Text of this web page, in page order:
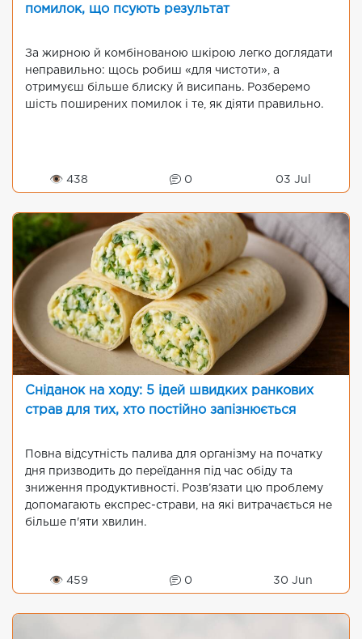
помилок, що псують результат
За жирною й комбінованою шкірою легко доглядати
неправильно: щось робиш «для чистоти», а
отримуєш більше блиску й висипань. Розберемо
шість поширених помилок і те, як діяти правильно.
👁 438 0 03 Jul
Сніданок на ходу: 5 ідей швидких ранкових
страв для тих, хто постійно запізнюється
Повна відсутність палива для організму на початку
дня призводить до переїдання під час обіду та
зниження продуктивності. Розв’язати цю проблему
допомагають експрес-страви, на які витрачається не
більше п'яти хвилин.
👁 459 0 30 Jun